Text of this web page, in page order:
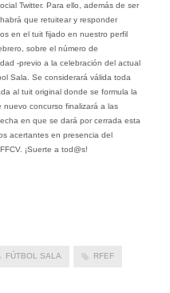
Twitter. Para ello, además de ser
que retuitear y responder
en el tuit fijado en nuestro perfil
sobre el número de
-previo a la celebración del actual
Sala. Se considerará válida toda
al tuit original donde se formula la
concurso finalizará a las
en que se dará por cerrada esta
acertantes en presencia del
¡Suerte a tod@s!
FÚTBOL SALA RFEF